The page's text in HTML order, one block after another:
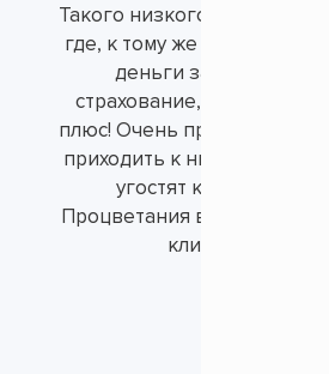
Такого низкого процента
где, к тому же не берут
деньги за не нужное
страхование, а это
плюс! Очень приятно и
приходить к ним в офис,
угостят конфетками.
Процветания вам и
клиентов!